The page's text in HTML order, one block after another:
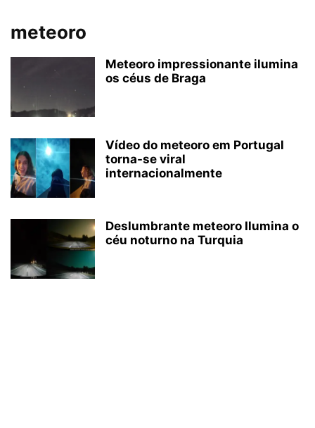
meteoro
Meteoro impressionante ilumina
os céus de Braga
Vídeo do meteoro em Portugal
torna-se viral
internacionalmente
Deslumbrante meteoro Ilumina o
céu noturno na Turquia